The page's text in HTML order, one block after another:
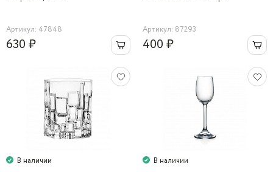
Артикул: 47848
630 ₽
Артикул: 87293
400 ₽
В наличии
В наличии